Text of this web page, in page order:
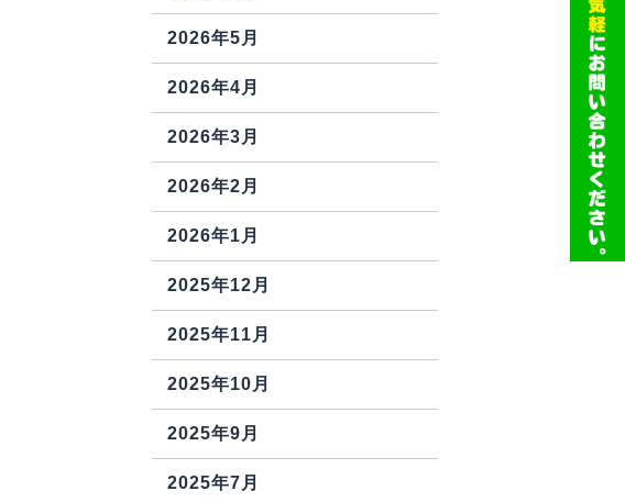
2026年5月
2026年4月
2026年3月
2026年2月
2026年1月
2025年12月
2025年11月
2025年10月
2025年9月
2025年7月